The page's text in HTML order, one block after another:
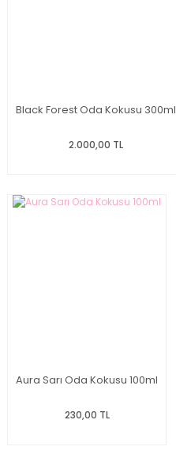
Black Forest Oda Kokusu 300ml
2.000,00 TL
Aura Sarı Oda Kokusu 100ml
230,00 TL